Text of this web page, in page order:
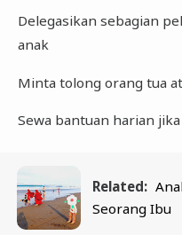
Delegasikan sebagian
anak
Minta tolong orang tua
Sewa bantuan harian
Related:
Seorang Ibu